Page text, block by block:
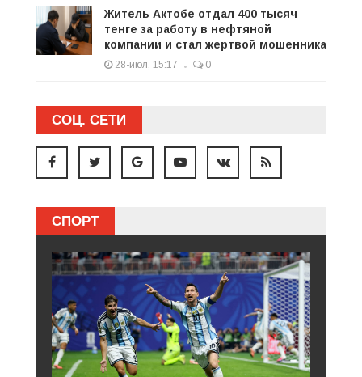
Житель Актобе отдал 400 тысяч
тенге за работу в нефтяной
компании и стал жертвой мошенника
28-июл, 15:17 0
СОЦ. СЕТИ
СПОРТ